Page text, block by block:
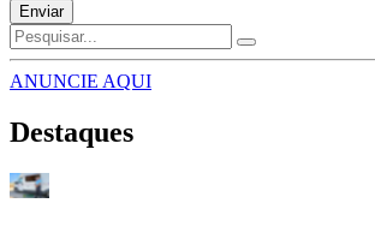
Enviar
ANUNCIE AQUI
Destaques